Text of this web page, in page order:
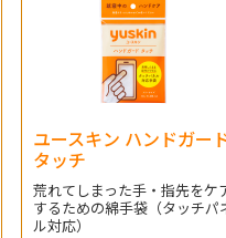
ユースキン ハンドガー
タッチ
荒れてしまった手・指先をケ
するための綿手袋（タッチパ
ル対応）